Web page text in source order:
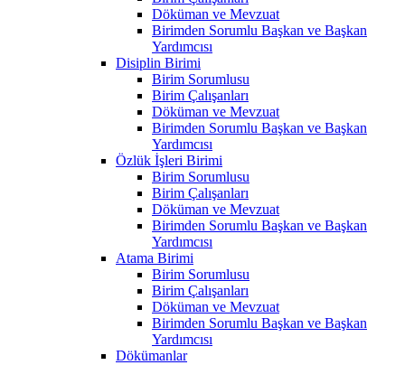
Döküman ve Mevzuat
Birimden Sorumlu Başkan ve Başkan
Yardımcısı
Disiplin Birimi
Birim Sorumlusu
Birim Çalışanları
Döküman ve Mevzuat
Birimden Sorumlu Başkan ve Başkan
Yardımcısı
Özlük İşleri Birimi
Birim Sorumlusu
Birim Çalışanları
Döküman ve Mevzuat
Birimden Sorumlu Başkan ve Başkan
Yardımcısı
Atama Birimi
Birim Sorumlusu
Birim Çalışanları
Döküman ve Mevzuat
Birimden Sorumlu Başkan ve Başkan
Yardımcısı
Dökümanlar